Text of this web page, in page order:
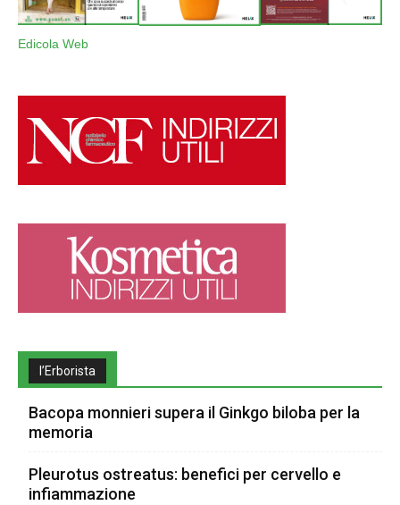
Edicola Web
l’Erborista
Bacopa monnieri supera il Ginkgo biloba per la
memoria
Pleurotus ostreatus: benefici per cervello e
infiammazione